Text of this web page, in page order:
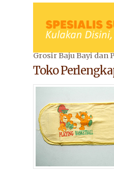
Grosir Baju Bayi dan
Toko